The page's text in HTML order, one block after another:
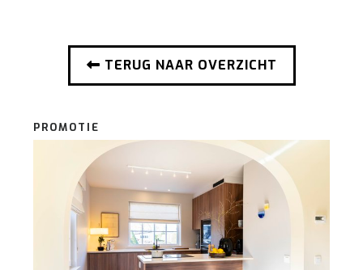
TERUG NAAR OVERZICHT
PROMOTIE